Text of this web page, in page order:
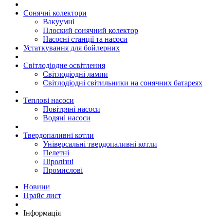
Сонячні колектори
Вакуумні
Плоский сонячний колектор
Насосні станції та насоси
Устаткування для бойлерних
Світлодіодне освітлення
Світлодіодні лампи
Світлодіодні світильники на сонячних батареях
Теплові насоси
Повітряні насоси
Водяні насоси
Твердопаливні котли
Універсальні твердопаливні котли
Пелетні
Піролізні
Промислові
Новини
Прайс лист
Інформація